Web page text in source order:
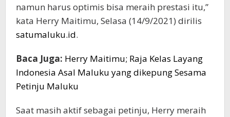
namun harus optimis bisa meraih prestasi itu,”
kata Herry Maitimu, Selasa (14/9/2021) dirilis
satumaluku.id.
Baca Juga: Herry Maitimu; Raja Kelas Layang
Indonesia Asal Maluku yang dikepung Sesama
Petinju Maluku
Saat masih aktif sebagai petinju, Herry meraih